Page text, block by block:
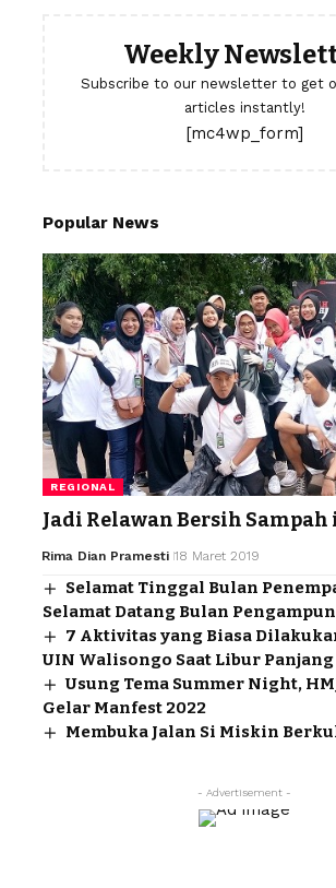
Weekly
Subscribe to our newsletter to get
articles instantly!
[mc4wp_form]
Popular News
REGIONAL
Jadi Relawan Bersih
Rima Dian Pramesti 18 Maret 2019
Selamat Tinggal Bulan
Selamat Datang Bulan
7 Aktivitas yang Biasa
UIN Walisongo Saat Libur Panjang
Usung Tema Summer Night,
Gelar Manfest 2022
Membuka Jalan Si Miskin
- Advertisement -